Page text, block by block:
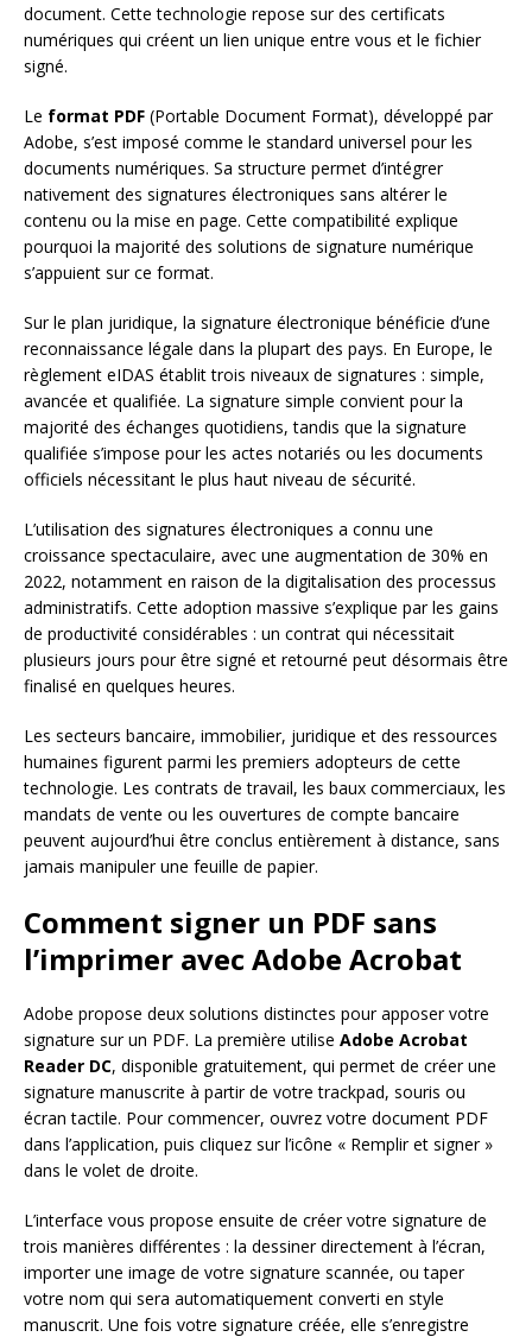
document. Cette technologie repose sur des certificats
numériques qui créent un lien unique entre vous et le fichier
signé.
Le format PDF (Portable Document Format), développé par
Adobe, s’est imposé comme le standard universel pour les
documents numériques. Sa structure permet d’intégrer
nativement des signatures électroniques sans altérer le
contenu ou la mise en page. Cette compatibilité explique
pourquoi la majorité des solutions de signature numérique
s’appuient sur ce format.
Sur le plan juridique, la signature électronique bénéficie d’une
reconnaissance légale dans la plupart des pays. En Europe, le
règlement eIDAS établit trois niveaux de signatures : simple,
avancée et qualifiée. La signature simple convient pour la
majorité des échanges quotidiens, tandis que la signature
qualifiée s’impose pour les actes notariés ou les documents
officiels nécessitant le plus haut niveau de sécurité.
L’utilisation des signatures électroniques a connu une
croissance spectaculaire, avec une augmentation de 30% en
2022, notamment en raison de la digitalisation des processus
administratifs. Cette adoption massive s’explique par les gains
de productivité considérables : un contrat qui nécessitait
plusieurs jours pour être signé et retourné peut désormais être
finalisé en quelques heures.
Les secteurs bancaire, immobilier, juridique et des ressources
humaines figurent parmi les premiers adopteurs de cette
technologie. Les contrats de travail, les baux commerciaux, les
mandats de vente ou les ouvertures de compte bancaire
peuvent aujourd’hui être conclus entièrement à distance, sans
jamais manipuler une feuille de papier.
Comment signer un PDF sans
l’imprimer avec Adobe Acrobat
Adobe propose deux solutions distinctes pour apposer votre
signature sur un PDF. La première utilise Adobe Acrobat
Reader DC, disponible gratuitement, qui permet de créer une
signature manuscrite à partir de votre trackpad, souris ou
écran tactile. Pour commencer, ouvrez votre document PDF
dans l’application, puis cliquez sur l’icône « Remplir et signer »
dans le volet de droite.
L’interface vous propose ensuite de créer votre signature de
trois manières différentes : la dessiner directement à l’écran,
importer une image de votre signature scannée, ou taper
votre nom qui sera automatiquement converti en style
manuscrit. Une fois votre signature créée, elle s’enregistre